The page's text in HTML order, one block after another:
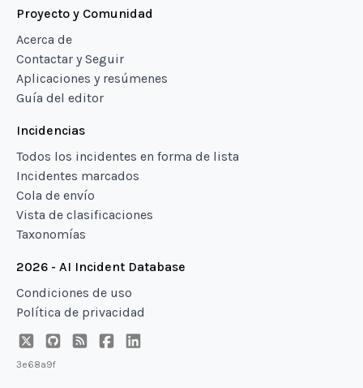
Proyecto y Comunidad
Acerca de
Contactar y Seguir
Aplicaciones y resúmenes
Guía del editor
Incidencias
Todos los incidentes en forma de lista
Incidentes marcados
Cola de envío
Vista de clasificaciones
Taxonomías
2026 - AI Incident Database
Condiciones de uso
Política de privacidad
3e68a9f